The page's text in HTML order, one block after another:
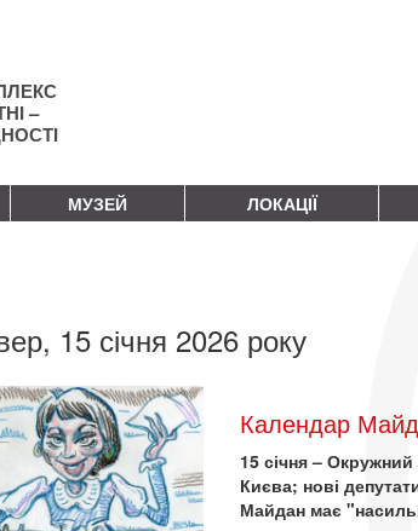
–
МУЗЕЙ ЛОКАЦІЇ
15 січня 2026 року
Календар
15 січня –
Києва; нові
Майдан має